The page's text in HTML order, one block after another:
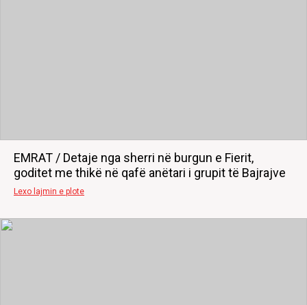
EMRAT / Detaje nga sherri në burgun e Fierit,
goditet me thikë në qafë anëtari i grupit të Bajrajve
Lexo lajmin e plote